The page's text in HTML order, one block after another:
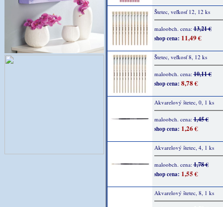
Štetec, veľkosť 12, 12 ks
maloobch. cena:13,21 €
shop cena: 11,49 €
Štetec, veľkosť 8, 12 ks
maloobch. cena:10,11 €
shop cena: 8,78 €
Akvarelový štetec, 0, 1 ks
maloobch. cena:1,45 €
shop cena: 1,26 €
Akvarelový štetec, 4, 1 ks
maloobch. cena:1,78 €
shop cena: 1,55 €
Akvarelový štetec, 8, 1 ks